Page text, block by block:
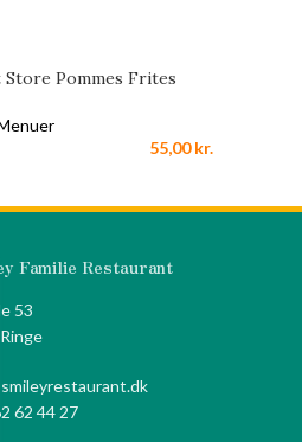
Pommes Frites
55,00kr.
Familie Restaurant
53
Ringe
62 44 27